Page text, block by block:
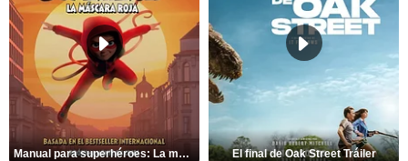
Manual para superhéroes: La máscara roja Tráiler El final de Oak Street Tráiler